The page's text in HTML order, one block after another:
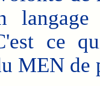
ce
MEN de